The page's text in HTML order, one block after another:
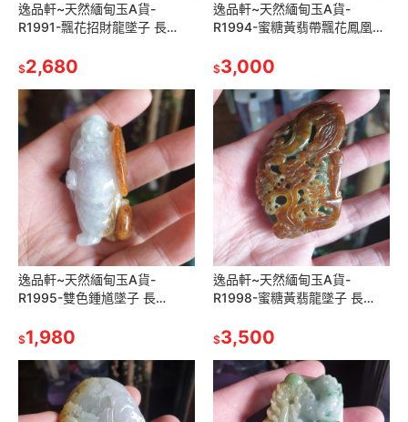
逸品軒~天然緬甸玉A貨-
R1991-飄花招財龍墜子 長
色漂亮。雕龍、如意、荷葉
$2,680
逸品軒~天然緬甸玉A貨-
R1994-蜜糖黃翡帶飄花鳳凰墜
17.3mm 玉質細膩
$3,000
逸品軒~天然緬甸玉A貨-
R1995-雙色鍾馗墜子 長
顏色漂亮。戴翡翠鍾馗能夠
$1,980
逸品軒~天然緬甸玉A貨-
R1998-蜜糖黃翡龍墜子 長
顏色漂亮，鏤空雕。
$3,500